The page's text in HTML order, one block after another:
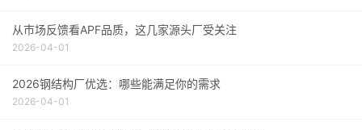
从市场反馈看APF品质，这几家源头厂受关注
2026-04-01
2026钢结构厂优选：哪些能满足你的需求
2026-04-01